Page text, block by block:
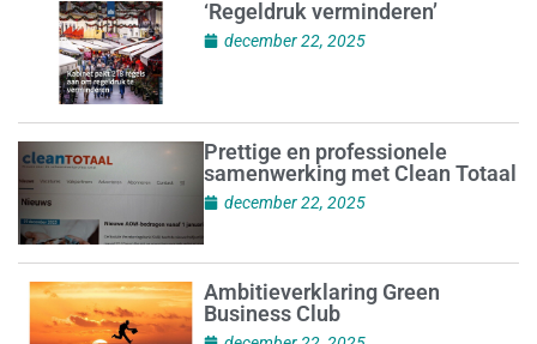
‘Regeldruk verminderen’
december 22, 2025
Prettige en professionele
samenwerking met Clean Totaal
december 22, 2025
Ambitieverklaring Green
Business Club